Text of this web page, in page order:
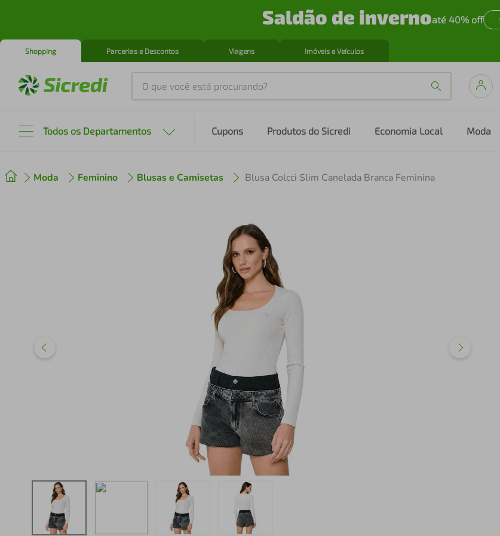
Saldão de invernoaté 40% off
Shopping Parcerias e Descontos Viagens Imóveis e Veículos
O que você está procurando?
Todos os Departamentos Cupons Produtos do Sicredi Economia Local Moda
Moda Feminino Blusas e Camisetas Blusa Colcci Slim Canelada Branca Feminina
2 cafeteira